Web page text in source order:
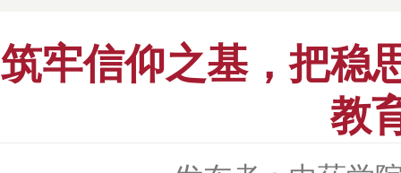
筑牢信仰之基，把稳
教